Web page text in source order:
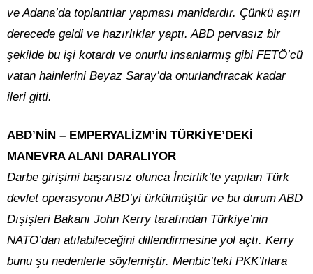
ve Adana’da toplantılar yapması manidardır. Çünkü aşırı
derecede geldi ve hazırlıklar yaptı. ABD pervasız bir
şekilde bu işi kotardı ve onurlu insanlarmış gibi FETÖ’cü
vatan hainlerini Beyaz Saray’da onurlandıracak kadar
ileri gitti.
ABD’NİN – EMPERYALİZM’İN TÜRKİYE’DEKİ
MANEVRA ALANI DARALIYOR
Darbe girişimi başarısız olunca İncirlik’te yapılan Türk
devlet operasyonu ABD’yi ürkütmüştür ve bu durum ABD
Dışişleri Bakanı John Kerry tarafından Türkiye’nin
NATO’dan atılabileceğini dillendirmesine yol açtı. Kerry
bunu şu nedenlerle söylemiştir. Menbic’teki PKK’lılara